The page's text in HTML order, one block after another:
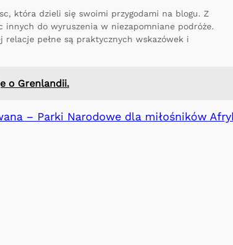
która dzieli się swoimi przygodami na blogu. Z
do wyruszenia w niezapomniane podróże.
pełne są praktycznych wskazówek i
o Grenlandii.
– Parki Narodowe dla miłośników